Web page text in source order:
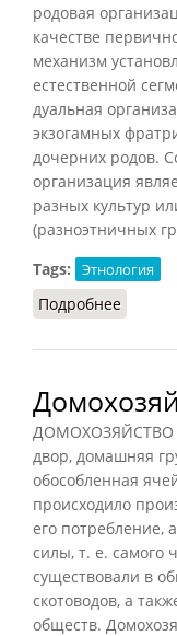
родовая
качестве
механизм
естественной
дуальная
экзогамных
дочерних родов.
организация
разных культур
(разноэтничных
Tags:
Этнология
Подробнее
ДОМОХОЗЯЙСТВО
двор, домашняя
обособленная
происходило
его потребление,
силы, т. е. самого
существовали в
скотоводов, а
обществ.